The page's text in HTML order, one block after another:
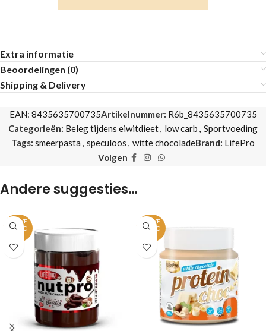
Extra informatie
Beoordelingen (0)
Shipping & Delivery
EAN: 8435635700735Artikelnummer: R6b_8435635700735
Categorieën: Beleg tijdens eiwitdieet, low carb , Sportvoeding
Tags: smeerpasta , speculoos , witte chocoladeBrand: LifePro
Volgen
Andere suggesties…
UITVE
RKOC
UITVE
RKOC